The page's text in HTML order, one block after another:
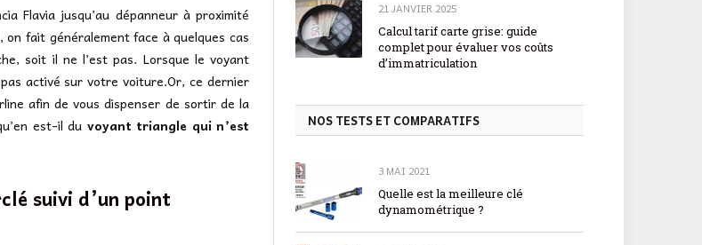
Flavia jusqu’au dépanneur à proximité
on fait généralement face à quelques cas
soit il ne l’est pas. Lorsque le voyant
activé sur votre voiture.Or, ce dernier
afin de vous dispenser de sortir de la
est-il du voyant triangle qui n’est
suivi d’un point
21 JANVIER 2025
Calcul tarif carte grise: guide
complet pour évaluer vos coûts
d’immatriculation
NOS TESTS ET COMPARATIFS
3 MAI 2021
Quelle est la meilleure clé
dynamométrique ?